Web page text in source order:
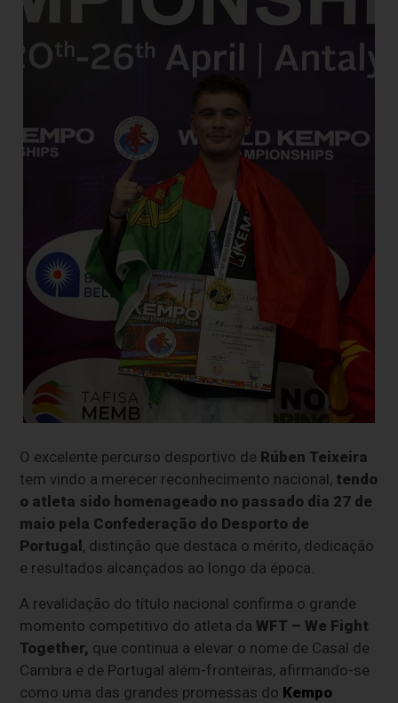
O excelente percurso desportivo de Rúben Teixeira
tem vindo a merecer reconhecimento nacional, tendo
o atleta sido homenageado no passado dia 27 de
maio pela Confederação do Desporto de
Portugal, distinção que destaca o mérito, dedicação
e resultados alcançados ao longo da época.
A revalidação do título nacional confirma o grande
momento competitivo do atleta daWFT – We Fight
Together, que continua a elevar o nome de Casal de
Cambra e de Portugal além-fronteiras, afirmando-se
como uma das grandes promessas do Kempo